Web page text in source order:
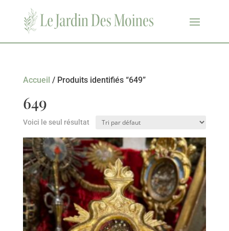
Accueil / Produits identifiés “649”
649
Voici le seul résultat